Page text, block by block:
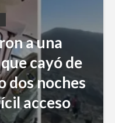
a una
cayó de
dos noches
acceso